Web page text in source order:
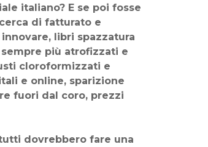
di fatturato e
libri spazzatura
più atrofizzati e
cloroformizzati e
e online, sparizione
fuori dal coro, prezzi
dovrebbero fare una